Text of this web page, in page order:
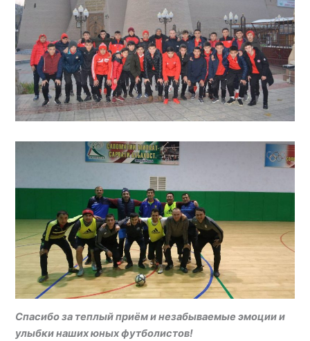
Спасибо за теплый приём и незабываемые эмоции и
улыбки наших юных футболистов!